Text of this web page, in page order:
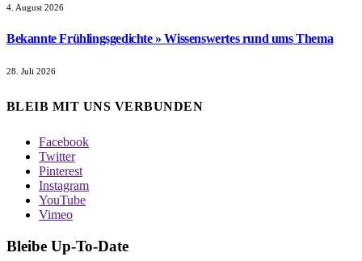
4. August 2026
Bekannte Frühlingsgedichte » Wissenswertes rund ums Thema
28. Juli 2026
BLEIB MIT UNS VERBUNDEN
Facebook
Twitter
Pinterest
Instagram
YouTube
Vimeo
Bleibe Up-To-Date